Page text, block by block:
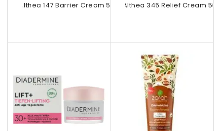
Dr Althea 147 Barrier Cream 50mlDr Althea 345 Relief Cream